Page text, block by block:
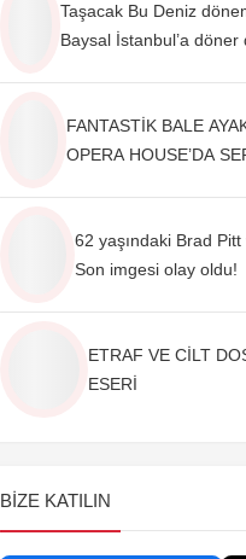
Taşacak Bu Deniz
Baysal İstanbul’a döner
FANTASTİK BALE
OPERA HOUSE’DA
62 yaşındaki Brad
Son imgesi olay oldu!
ETRAF VE CİLT
ESERİ
BIZE KATILIN